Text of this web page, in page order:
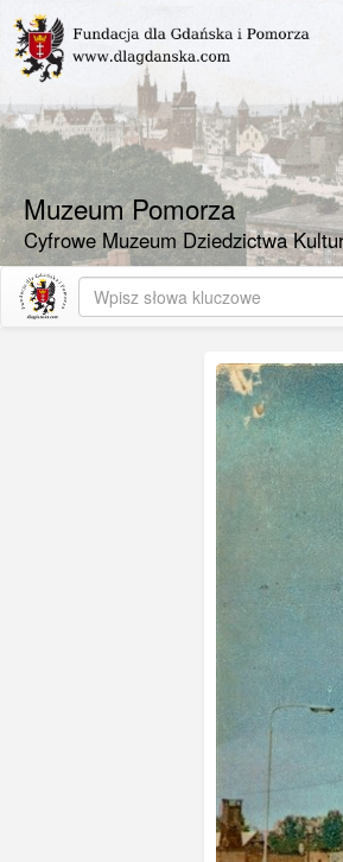
Muzeum Pomorza
Cyfrowe Muzeum Dziedzictwa